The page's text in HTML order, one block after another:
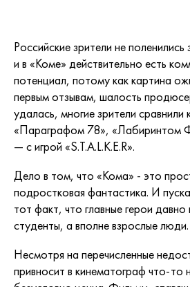
Российские зрители не поленились
и в «Коме» действительно есть
потенциал, потому как картина
первым отзывам, шалость
удалась, многие зрители
«Параграфом 78», «Лабиринтом
— с игрой «S.T.A.L.K.E.R».
Дело в том, что «Кома» - это
подростковая фантастика. И
тот факт, что главные герои давно
студенты, а вполне взрослые люди.
Несмотря на перечисленные
привносит в кинематограф что-то